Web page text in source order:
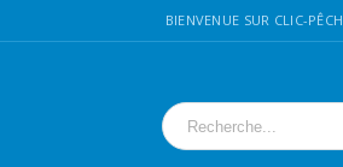
BIENVENUE SUR CLIC-